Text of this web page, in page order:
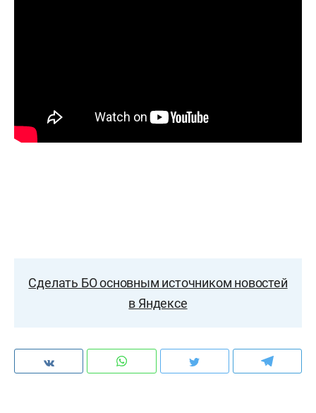
Сделать БО основным источником новостей
в Яндексе